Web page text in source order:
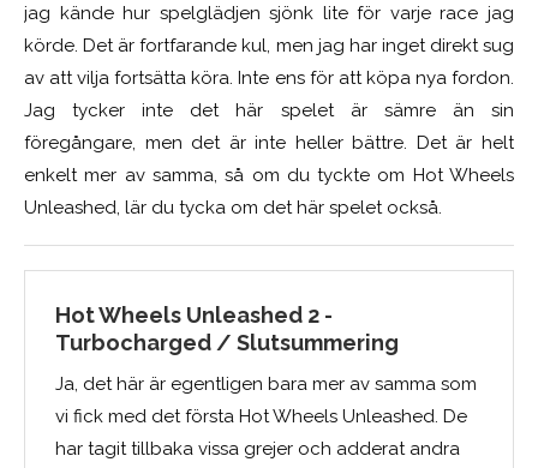
jag kände hur spelglädjen sjönk lite för varje race jag
körde. Det är fortfarande kul, men jag har inget direkt sug
av att vilja fortsätta köra. Inte ens för att köpa nya fordon.
Jag tycker inte det här spelet är sämre än sin
föregångare, men det är inte heller bättre. Det är helt
enkelt mer av samma, så om du tyckte om Hot Wheels
Unleashed, lär du tycka om det här spelet också.
Hot Wheels Unleashed 2 -
Turbocharged / Slutsummering
Ja, det här är egentligen bara mer av samma som
vi fick med det första Hot Wheels Unleashed. De
har tagit tillbaka vissa grejer och adderat andra